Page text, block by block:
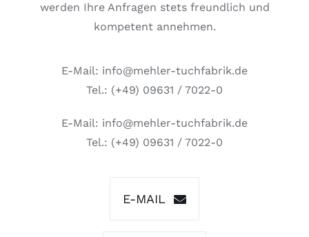
werden Ihre Anfragen stets freundlich und
kompetent annehmen.
E-Mail: info@mehler-tuchfabrik.de
Tel.: (+49) 09631 / 7022-0
E-Mail: info@mehler-tuchfabrik.de
Tel.: (+49) 09631 / 7022-0
E-MAIL